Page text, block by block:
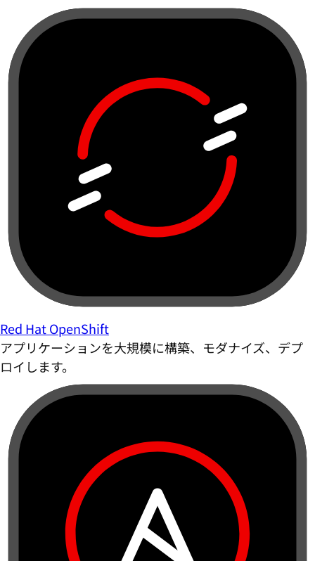
Red Hat OpenShift
アプリケーションを大規模に構築、モダナイズ、デプ
ロイします。